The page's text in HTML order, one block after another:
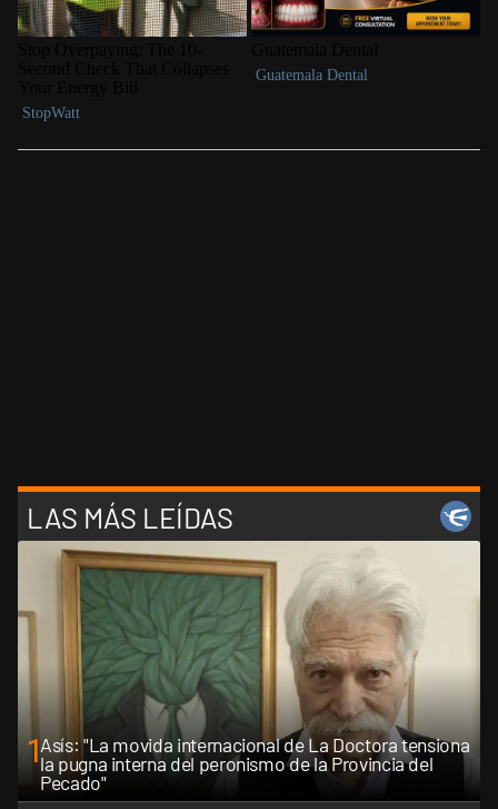
LAS MÁS LEÍDAS
1Asís: "La movida internacional de La Doctora tensiona
la pugna interna del peronismo de la Provincia del
Pecado"